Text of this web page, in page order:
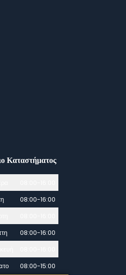
Καταστήματος
08:00-16:00
08:00-16:00
08:00-15:00